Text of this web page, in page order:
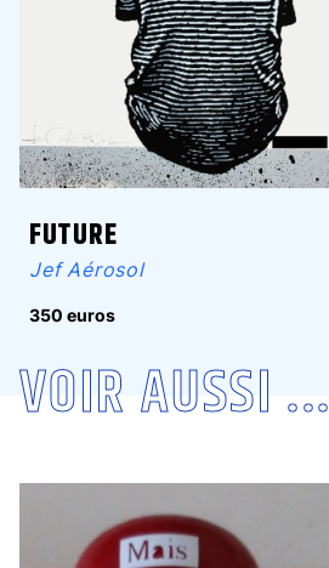
FUTURE
Jef Aérosol
350 euros
VOIR AUSSI ...